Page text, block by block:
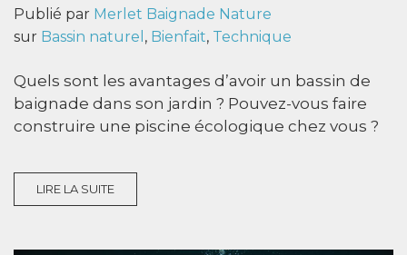
Publié par Merlet Baignade Nature
sur Bassin naturel , Bienfait, Technique
Quels sont les avantages d’avoir un bassin de
baignade dans son jardin ? Pouvez-vous faire
construire une piscine écologique chez vous ?
LIRE LA SUITE